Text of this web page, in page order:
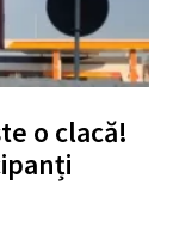
o clacă!